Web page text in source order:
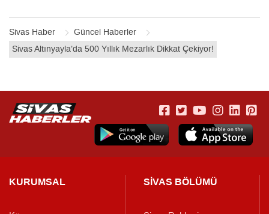
Sivas Haber
Güncel Haberler
Sivas Altınyayla’da 500 Yıllık Mezarlık Dikkat Çekiyor!
KURUMSAL SİVAS BÖLÜMÜ